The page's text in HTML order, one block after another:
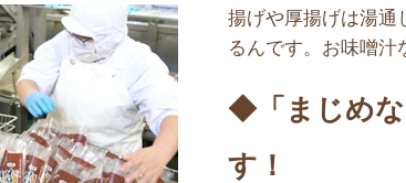
揚げや厚揚げは湯通
るんです。お味噌汁
◆「まじめな
す！